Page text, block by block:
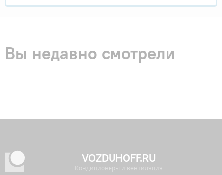
Вы недавно смотрели
VOZDUHOFF.RU
Кондиционеры и вентиляция